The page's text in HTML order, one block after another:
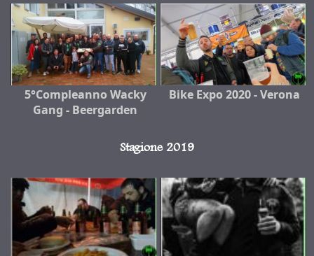
5°Compleanno Wacky
Gang - Beergarden
Bike Expo 2020 - Verona
Stagione 2019